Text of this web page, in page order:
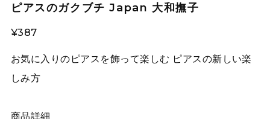
ピアスのガクブチ Japan 大和撫子
¥387
お気に入りのピアスを飾って楽しむ ピアスの新しい楽
しみ方
商品詳細